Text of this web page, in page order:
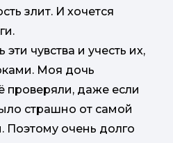
злит. И хочется
чувства и учесть их,
Моя дочь
проверяли, даже если
страшно от самой
Поэтому очень долго